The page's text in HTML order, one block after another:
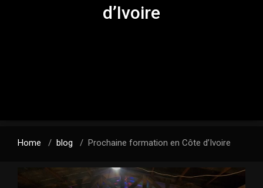
d’Ivoire
Home / blog / Prochaine formation en Côte d’Ivoire